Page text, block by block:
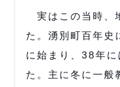
実はこの当時、
た。湧別町百年史
に始まり、38年
た。主に冬に一般